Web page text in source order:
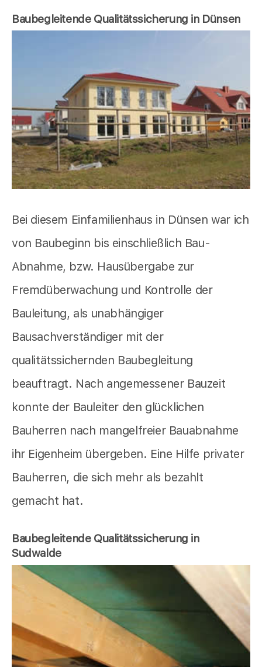
Baubegleitende Qualitätssicherung in Dünsen
Bei diesem Einfamilienhaus in Dünsen war ich
von Baubeginn bis einschließlich Bau-
Abnahme, bzw. Hausübergabe zur
Fremdüberwachung und Kontrolle der
Bauleitung, als unabhängiger
Bausachverständiger mit der
qualitätssichernden Baubegleitung
beauftragt. Nach angemessener Bauzeit
konnte der Bauleiter den glücklichen
Bauherren nach mangelfreier Bauabnahme
ihr Eigenheim übergeben. Eine Hilfe privater
Bauherren, die sich mehr als bezahlt
gemacht hat.
Baubegleitende Qualitätssicherung in
Sudwalde